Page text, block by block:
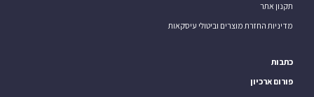
תקנון אתר
מדיניות החזרת מוצרים וביטולי עיסקאות
כתבות
פורום ארכיון